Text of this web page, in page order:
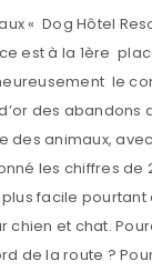
« Dog Hôtel
est à la 1ère
le
des abandons
des animaux,
les chiffres de
plus facile
et chat.
de la route ?